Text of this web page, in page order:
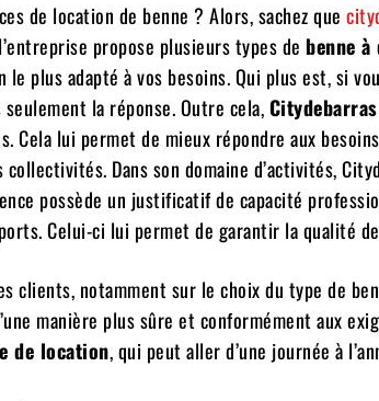
de location de benne ? Alors, sachez que
propose plusieurs types de benne à
plus adapté à vos besoins. Qui plus est, si
la réponse. Outre cela,Citydebarras
Cela lui permet de mieux répondre aux
Dans son domaine d’activités,
possède un justificatif de capacité
Celui-ci lui permet de garantir la qualité
clients, notamment sur le choix du type de
manière plus sûre et conformément aux
de location, qui peut aller d’une journée à